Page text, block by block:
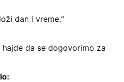
dan i vreme.“
da se dogovorimo za